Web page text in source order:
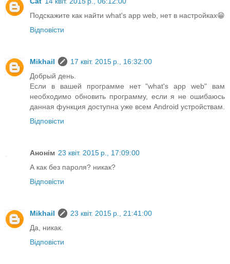
Подскажите как найти what's app web, нет в настройках😁
Відповісти
Mikhail
17 квіт. 2015 р., 16:32:00
Добрый день.
Если в вашей программе нет "what's app web" вам
необходимо обновить программу, если я не ошибаюсь
данная функция доступна уже всем Android устройствам.
Відповісти
Анонім 23 квіт. 2015 р., 17:09:00
А как без пароля? никак?
Відповісти
Mikhail
23 квіт. 2015 р., 21:41:00
Да, никак.
Відповісти